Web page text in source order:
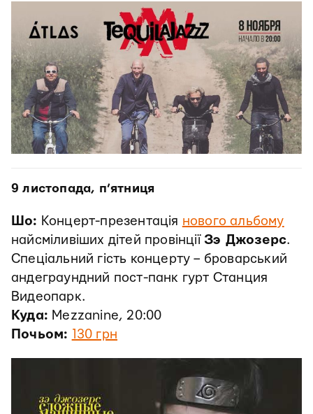
9 листопада, п’ятниця
Шо: Концерт-презентація нового альбому
найсміливіших дітей провінції Зэ Джозерс.
Спеціальний гість концерту – броварський
андеграундний пост-панк гурт Станция
Видеопарк.
Куда: Mezzanine, 20:00
Почьом: 130 грн